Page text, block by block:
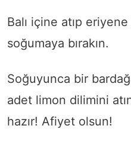
Balı içine atıp eriyene
soğumaya bırakın.
Soğuyunca bir
adet limon dilimini
hazır! Afiyet olsun!